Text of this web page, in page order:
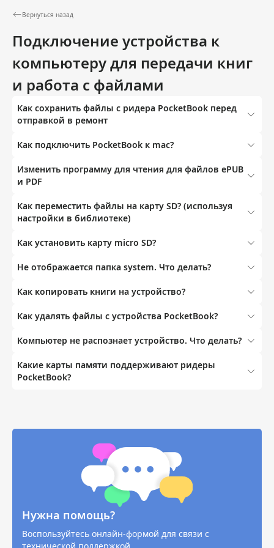
Вернуться назад
Подключение устройства к
компьютеру для передачи книг
и работа с файлами
Как сохранить файлы с ридера PocketBook перед
отправкой в ремонт
Как подключить PocketBook к mac?
Изменить программу для чтения для файлов ePUB
и PDF
Как переместить файлы на карту SD? (используя
настройки в библиотеке)
Как установить карту micro SD?
Не отображается папка system. Что делать?
Как копировать книги на устройство?
Как удалять файлы с устройства PocketBook?
Компьютер не распознает устройство. Что делать?
Какие карты памяти поддерживают ридеры
PocketBook?
Нужна помощь?
Воспользуйтесь онлайн-формой для связи с